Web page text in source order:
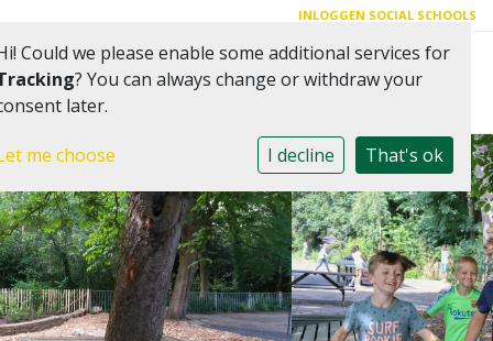
INLOGGEN SOCIAL SCHOOLS
Toggle
Could we please enable some additional services for
? You can always change or withdraw your
later.
me choose I decline That's ok